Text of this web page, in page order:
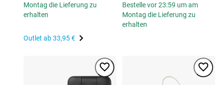
Montag die Lieferung zu
erhalten
Outlet ab33,95 €
Bestelle vor 23:59 um am
Montag die Lieferung zu
erhalten